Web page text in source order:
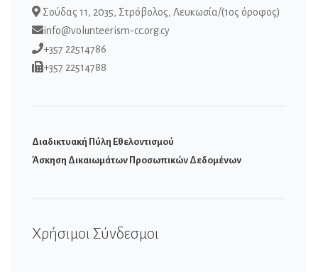
Σούδας 11, 2035, Στρόβολος, Λευκωσία/(1ος όροφος)
info@volunteerism-cc.org.cy
+357 22514786
+357 22514788
Διαδικτυακή Πύλη Εθελοντισμού
Άσκηση Δικαιωμάτων Προσωπικών Δεδομένων
Χρήσιμοι Σύνδεσμοι